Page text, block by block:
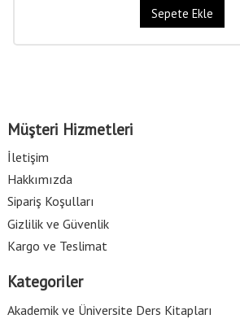
Sepete Ekle
Müşteri Hizmetleri
İletişim
Hakkımızda
Sipariş Koşulları
Gizlilik ve Güvenlik
Kargo ve Teslimat
Kategoriler
Akademik ve Üniversite Ders Kitapları